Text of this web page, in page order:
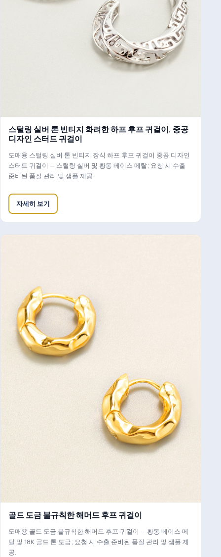
스털링 실버 톤 빈티지 화려한 하프 후프 귀걸이, 중공
디자인 스터드 귀걸이
도매용 스털링 실버 톤 빈티지 장식 하프 후프 귀걸이 중공 디자인
스터드 귀걸이 — 스털링 실버 및 황동 베이스 메탈; 요청 시 수출
준비된 품질 관리 및 샘플 제공.
자세히 보기
골드 도금 불규칙한 해머드 후프 귀걸이
도매용 골드 도금 불규칙한 해머드 후프 귀걸이 — 황동 베이스 메
탈 및 18K 골드 톤 도금; 요청 시 수출 준비된 품질 관리 및 샘플 제
공.